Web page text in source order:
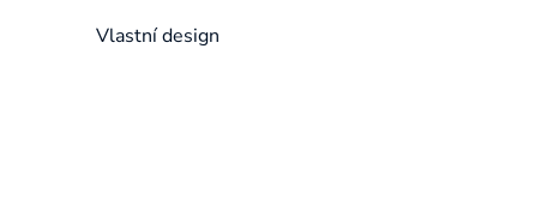
Vlastní design